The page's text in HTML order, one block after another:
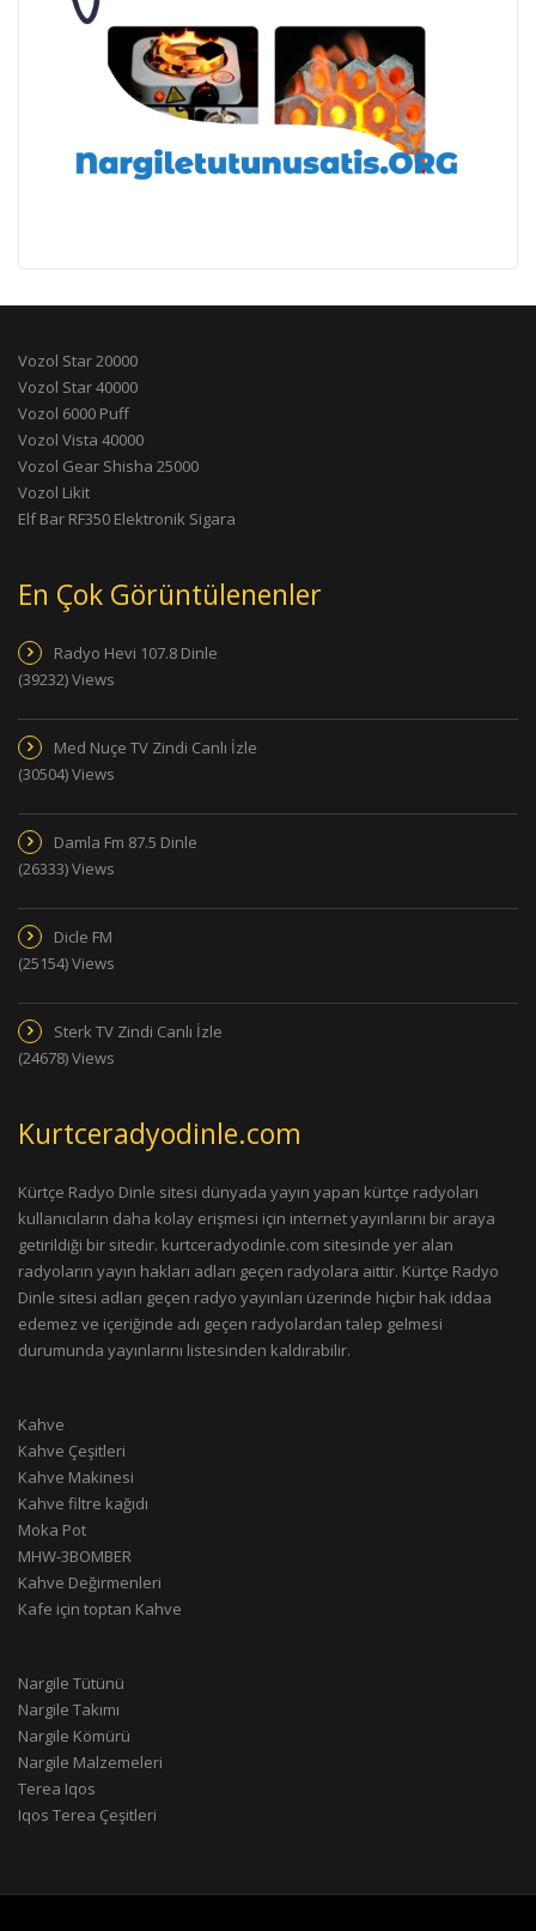
Vozol Star 20000
Vozol Star 40000
Vozol 6000 Puff
Vozol Vista 40000
Vozol Gear Shisha 25000
Vozol Likit
Elf Bar RF350 Elektronik Sigara
En Çok Görüntülenenler
Radyo Hevi 107.8 Dinle
(39232) Views
Med Nuçe TV Zindi Canlı İzle
(30504) Views
Damla Fm 87.5 Dinle
(26333) Views
Dicle FM
(25154) Views
Sterk TV Zindi Canlı İzle
(24678) Views
Kurtceradyodinle.com
Kürtçe Radyo Dinle sitesi dünyada yayın yapan kürtçe radyoları
kullanıcıların daha kolay erişmesi için internet yayınlarını bir araya
getirildiği bir sitedir. kurtceradyodinle.com sitesinde yer alan
radyoların yayın hakları adları geçen radyolara aittir. Kürtçe Radyo
Dinle sitesi adları geçen radyo yayınları üzerinde hiçbir hak iddaa
edemez ve içeriğinde adı geçen radyolardan talep gelmesi
durumunda yayınlarını listesinden kaldırabilir.
Kahve
Kahve Çeşitleri
Kahve Makinesi
Kahve filtre kağıdı
Moka Pot
MHW-3BOMBER
Kahve Değirmenleri
Kafe için toptan Kahve
Nargile Tütünü
Nargile Takımı
Nargile Kömürü
Nargile Malzemeleri
Terea Iqos
Iqos Terea Çeşitleri